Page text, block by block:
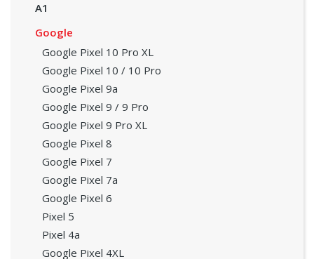
A1
Google
Google Pixel 10 Pro XL
Google Pixel 10 / 10 Pro
Google Pixel 9a
Google Pixel 9 / 9 Pro
Google Pixel 9 Pro XL
Google Pixel 8
Google Pixel 7
Google Pixel 7a
Google Pixel 6
Pixel 5
Pixel 4a
Google Pixel 4XL